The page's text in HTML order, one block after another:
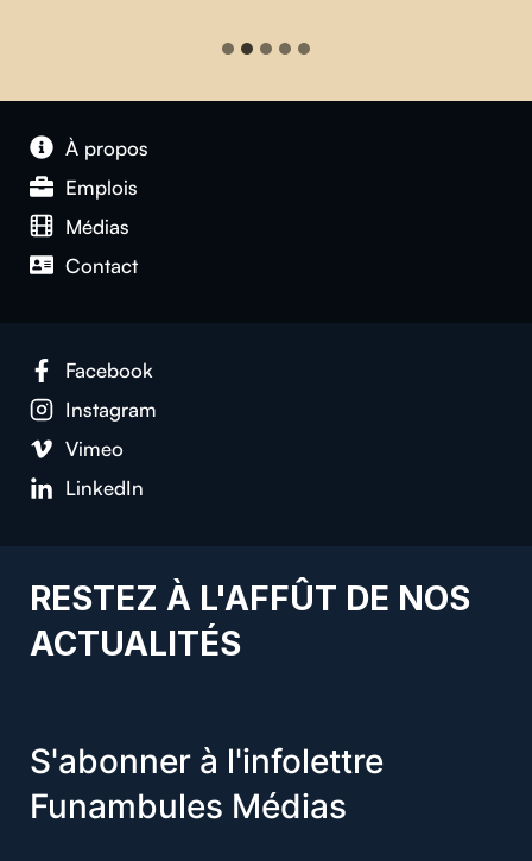
À propos
Emplois
Médias
Contact
Facebook
Instagram
Vimeo
LinkedIn
RESTEZ À L'AFFÛT DE NOS
ACTUALITÉS
S'abonner à l'infolettre
Funambules Médias